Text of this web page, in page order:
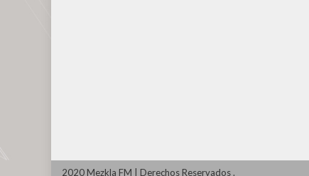
2020 Mezkla FM Derechos Reservados.